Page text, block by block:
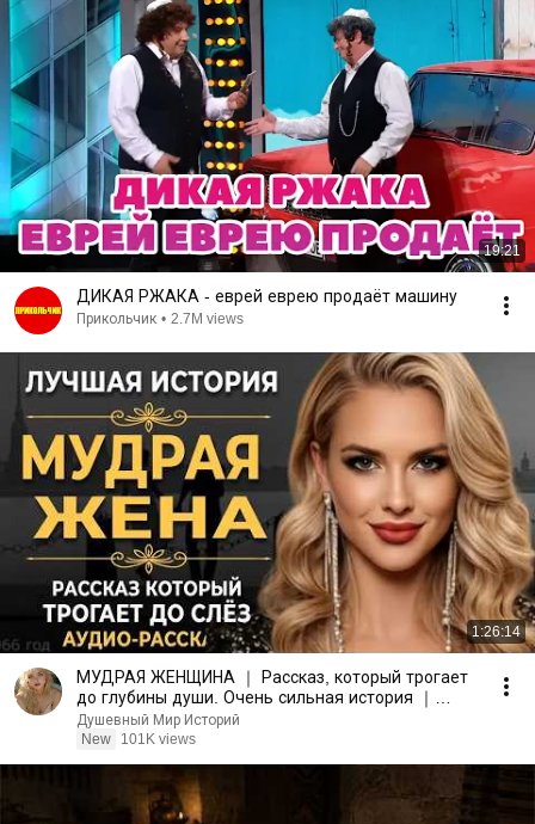
19:21
ДИКАЯ РЖАКА - еврей еврею продаёт машину
Прикольчик • 2.7M views
1:26:14
МУДРАЯ ЖЕНЩИНА ｜ Рассказ, который трогает
до глубины души. Очень сильная история ｜
Аудио рассказ.
Душевный Мир Историй
New
101K views